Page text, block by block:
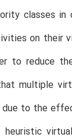
classes
on their
to reduce
multiple
due to the